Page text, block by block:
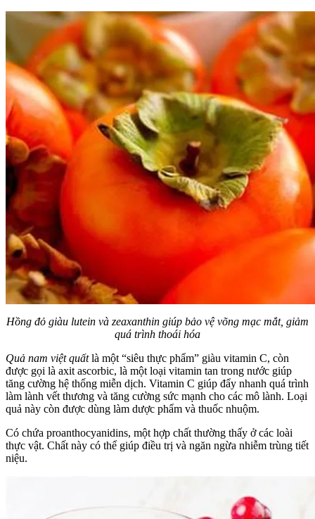
Hồng đỏ giàu lutein và zeaxanthin giúp bảo vệ võng mạc mắt, giảm
quá trình thoái hóa
Quả nam việt quấtlà một “siêu thực phẩm” giàu vitamin C, còn
được gọi là axit ascorbic, là một loại vitamin tan trong nước giúp
tăng cường hệ thống miễn dịch. Vitamin C giúp đẩy nhanh quá trình
làm lành vết thương và tăng cường sức mạnh cho các mô lành. Loại
quả này còn được dùng làm dược phẩm và thuốc nhuộm.
Có chứa proanthocyanidins, một hợp chất thường thấy ở các loài
thực vật. Chất này có thể giúp điều trị và ngăn ngừa nhiễm trùng tiết
niệu.